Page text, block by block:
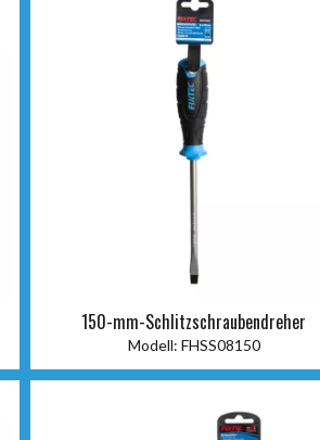
150-mm-Schlitzschraubendreher
Modell: FHSS08150